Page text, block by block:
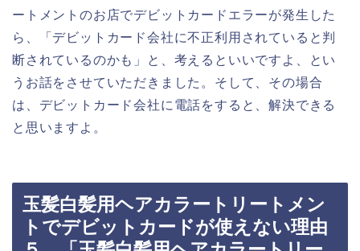
ートメントのお店でデビットカードエラーが発生した
ら、「デビットカード会社に不正利用されていると判
断されているのかも」と、考えるといいですよ、とい
うお話をさせていただきました。そして、その場合
は、デビットカード会社に電話をすると、解決できる
と思いますよ。
玉髪白髪用ヘアカラートリートメン
トでデビットカードが使えない理由